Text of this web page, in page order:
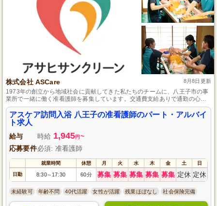
株式会社 ASCare 8月8日更新
1973年の創立から地域社会に貢献してきた私たちのチームに、八王子市の事
業所で一緒に働く准看護師を募集しています。交通費支給ありで通勤の心配
もなく、訪問入浴サービスの現場で専門スキルを活かしていただけます。経
験は問いませんので、資格を活用して地域の方々に安心と幸せを提供するお
仕事をしませんか。
アスケア訪問入浴 八王子の准看護師のパート・アルバイ
ト求人
給与 時給 1,945円 ~
応募要件必須: 准看護師
就業時間 休憩 月 火 水 木 金 土 日
日勤 8:30～ 17:30 60分 募集 募集 募集 募集 募集 定休 定休
未経験可 年齢不問 40代活躍 女性が活躍 残業ほぼなし 社会保険完備